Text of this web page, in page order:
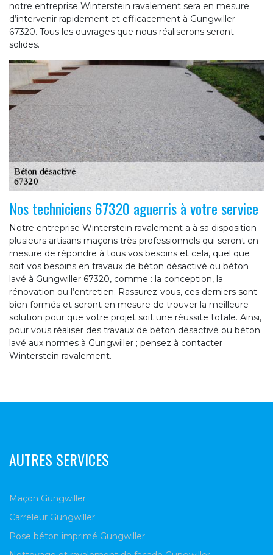
notre entreprise Winterstein ravalement sera en mesure
d’intervenir rapidement et efficacement à Gungwiller
67320. Tous les ouvrages que nous réaliserons seront
solides.
Nos techniciens 67320 aguerris à votre service
Notre entreprise Winterstein ravalement a à sa disposition
plusieurs artisans maçons très professionnels qui seront en
mesure de répondre à tous vos besoins et cela, quel que
soit vos besoins en travaux de béton désactivé ou béton
lavé à Gungwiller 67320, comme : la conception, la
rénovation ou l’entretien. Rassurez-vous, ces derniers sont
bien formés et seront en mesure de trouver la meilleure
solution pour que votre projet soit une réussite totale. Ainsi,
pour vous réaliser des travaux de béton désactivé ou béton
lavé aux normes à Gungwiller ; pensez à contacter
Winterstein ravalement.
AUTRES SERVICES
Maçon Gungwiller
Carreleur Gungwiller
Pose béton imprimé Gungwiller